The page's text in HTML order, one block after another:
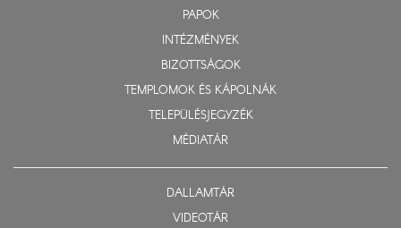
PAPOK
INTÉZMÉNYEK
BIZOTTSÁGOK
TEMPLOMOK ÉS KÁPOLNÁK
TELEPÜLÉSJEGYZÉK
MÉDIATÁR
DALLAMTÁR
VIDEOTÁR